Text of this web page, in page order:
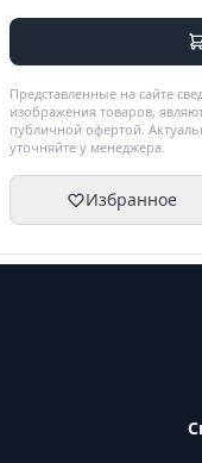
Представленные на сайте
изображения товаров,
публичной офертой.
уточняйте у менеджера.
Избранное